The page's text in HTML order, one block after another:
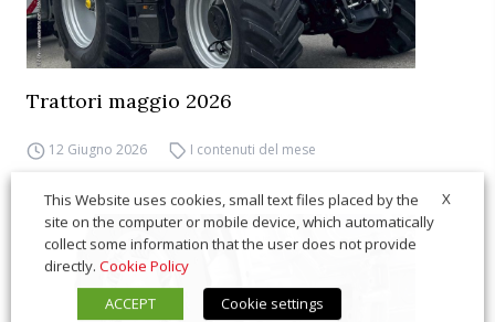
Trattori maggio 2026
12 Giugno 2026 I contenuti del mese
X
This Website uses cookies, small text files placed by the
site on the computer or mobile device, which automatically
collect some information that the user does not provide
directly. Cookie Policy
ACCEPT
Cookie settings